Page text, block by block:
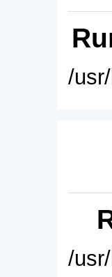
/
/